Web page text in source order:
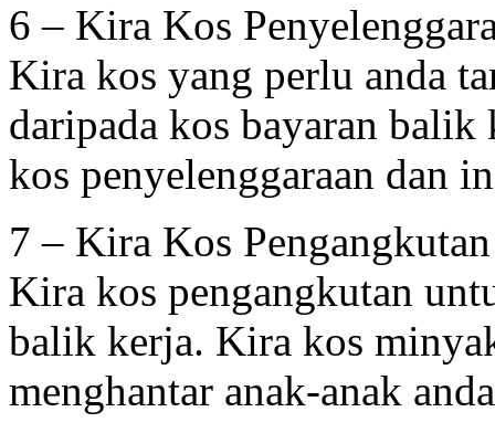
6 – Kira Kos
Kira kos yang perlu anda
daripada kos bayaran
kos penyelenggaraan dan
7 – Kira Kos Pengangkutan
Kira kos pengangkutan
balik kerja. Kira kos
menghantar anak-anak